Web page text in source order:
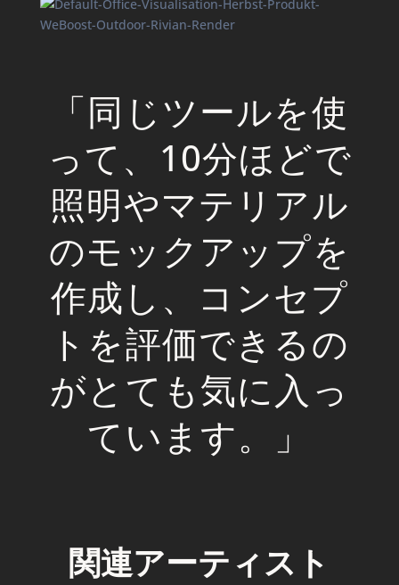
「同じツールを使
って、10分ほどで
照明やマテリアル
のモックアップを
作成し、コンセプ
トを評価できるの
がとても気に入っ
ています。」
関連アーティスト